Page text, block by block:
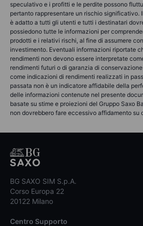
speculativo e i profitti e le perdite possono
pertanto rappresentare un rischio significativo.
è adatto a tutti gli utenti e tutti i destinatari
possiedono tutte le informazioni per
prodotti e i relativi rischi, al fine di assumere
investimento. Eventuali informazioni riportate
rendimenti non devono essere interpretate
rendimenti futuri o di garanzia di
come indicazioni di rendimenti realizzati in
passata non è un indicatore affidabile della
delle informazioni contenute nel presente
basate su stime e proiezioni del Gruppo Saxo
non dovrebbero fare eccessivo affidamento su
BG SAXO SIM S.p.A.
Corso Europa 22
20122 Milano
Centro Supporto